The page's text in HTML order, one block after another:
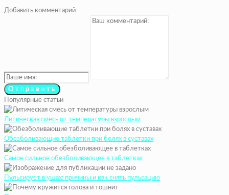
Добавить комментарий
Популярные статьи
Литическая смесь от температуры взрослым
Обезболивающие таблетки при болях в суставах
Самое сильное обезболивающее в таблетках
Пульсирует в ушах: причины и как снять пульсацию